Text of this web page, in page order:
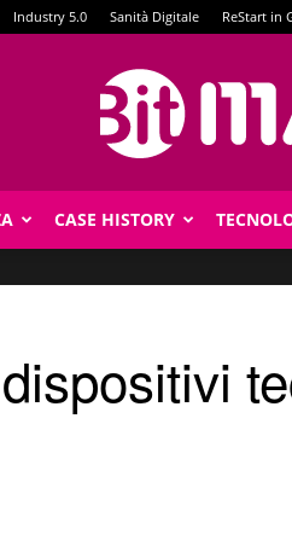
Industry 5.0 Sanità Digitale ReStart in
CASE HISTORY